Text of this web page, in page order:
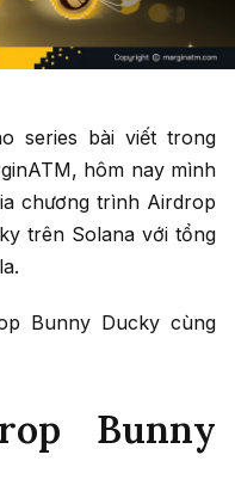
series bài viết trong
hôm nay mình
chương trình Airdrop
trên Solana với tổng
Bunny Ducky cùng
Bunny